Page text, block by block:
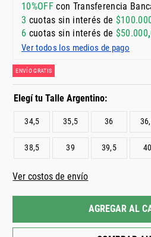
10%OFFcon Transferencia
3 cuotas sin interés de $100.
6 cuotas sin interés de $50.000,
Ver todos los medios de pago
ENVÍO GRATIS
34,5 35,5 36
38,5 39 39,5 40
Ver costos de envío
AGREGAR AL